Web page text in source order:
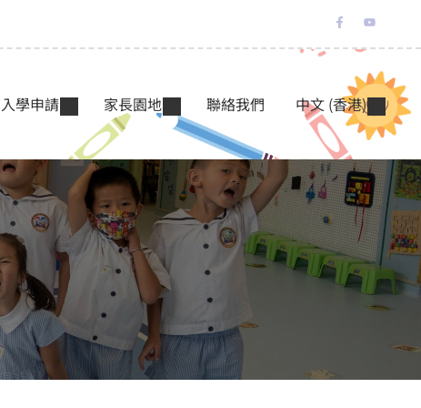
入學申請 家長園地 聯絡我們 中文 (香港)